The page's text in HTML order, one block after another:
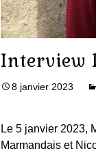
Interview
8 janvier 2023
Le 5 janvier 2023,
Marmandais et